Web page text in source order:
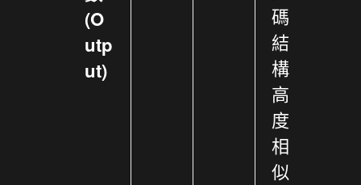
(O
utp
ut)
碼
結
構
高
度
相
似